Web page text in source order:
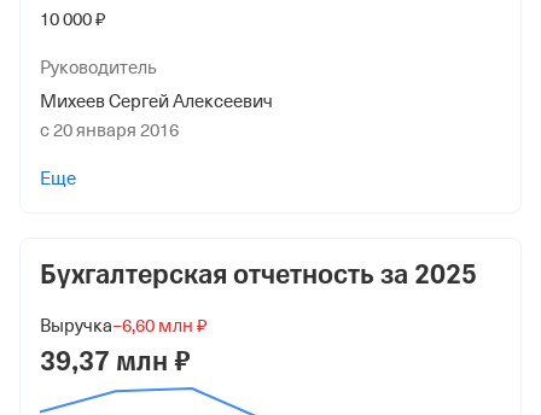
10 000 ₽
Руководитель
Михеев Сергей Алексеевич
с 20 января 2016
Жиляев Андрей Вячеславович
Михеев Сергей Алексеевич
Форма
Микробизнес
Еще
Бухгалтерская отчетность за 2025
Выручка−6,60 млн ₽
39,37 млн ₽